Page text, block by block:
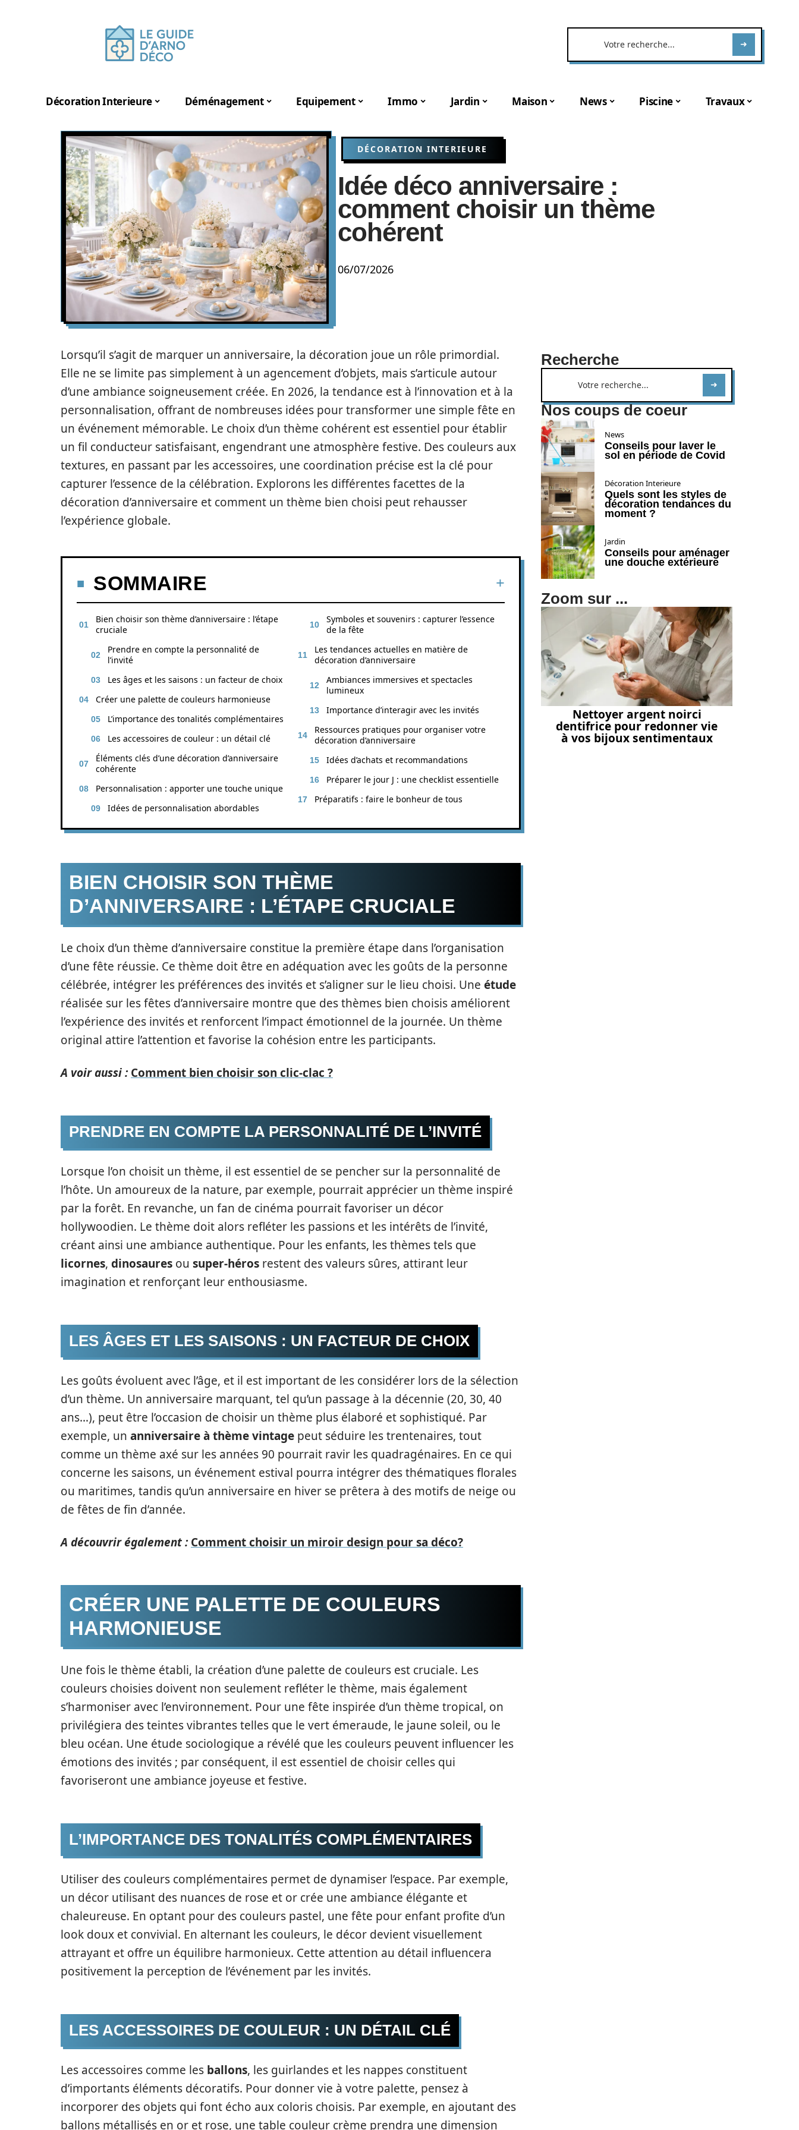
Décoration Interieure Déménagement Equipement Immo Jardin Maison News Piscine Travaux
DÉCORATION INTERIEURE
Idée déco anniversaire :
comment choisir un thème
cohérent
06/07/2026
Lorsqu’il s’agit de marquer un anniversaire, la décoration joue un rôle primordial.
Elle ne se limite pas simplement à un agencement d’objets, mais s’articule autour
d’une ambiance soigneusement créée. En 2026, la tendance est à l’innovation et à la
personnalisation, offrant de nombreuses idées pour transformer une simple fête en
un événement mémorable. Le choix d’un thème cohérent est essentiel pour établir
un fil conducteur satisfaisant, engendrant une atmosphère festive. Des couleurs aux
textures, en passant par les accessoires, une coordination précise est la clé pour
capturer l’essence de la célébration. Explorons les différentes facettes de la
décoration d’anniversaire et comment un thème bien choisi peut rehausser
l’expérience globale.
SOMMAIRE
Bien choisir son thème d’anniversaire : l’étape
cruciale
Prendre en compte la personnalité de
l’invité
Les âges et les saisons : un facteur de choix
Créer une palette de couleurs harmonieuse
L’importance des tonalités complémentaires
Les accessoires de couleur : un détail clé
Éléments clés d’une décoration d’anniversaire
cohérente
Personnalisation : apporter une touche unique
Idées de personnalisation abordables
Symboles et souvenirs : capturer l’essence
de la fête
Les tendances actuelles en matière de
décoration d’anniversaire
Ambiances immersives et spectacles
lumineux
Importance d’interagir avec les invités
Ressources pratiques pour organiser votre
décoration d’anniversaire
Idées d’achats et recommandations
Préparer le jour J : une checklist essentielle
Préparatifs : faire le bonheur de tous
BIEN CHOISIR SON THÈME
D’ANNIVERSAIRE : L’ÉTAPE CRUCIALE
Le choix d’un thème d’anniversaire constitue la première étape dans l’organisation
d’une fête réussie. Ce thème doit être en adéquation avec les goûts de la personne
célébrée, intégrer les préférences des invités et s’aligner sur le lieu choisi. Une étude
réalisée sur les fêtes d’anniversaire montre que des thèmes bien choisis améliorent
l’expérience des invités et renforcent l’impact émotionnel de la journée. Un thème
original attire l’attention et favorise la cohésion entre les participants.
A voir aussi : Comment bien choisir son clic-clac ?
PRENDRE EN COMPTE LA PERSONNALITÉ DE L’INVITÉ
Lorsque l’on choisit un thème, il est essentiel de se pencher sur la personnalité de
l’hôte. Un amoureux de la nature, par exemple, pourrait apprécier un thème inspiré
par la forêt. En revanche, un fan de cinéma pourrait favoriser un décor
hollywoodien. Le thème doit alors refléter les passions et les intérêts de l’invité,
créant ainsi une ambiance authentique. Pour les enfants, les thèmes tels que
licornes, dinosaures ou super-héros restent des valeurs sûres, attirant leur
imagination et renforçant leur enthousiasme.
LES ÂGES ET LES SAISONS : UN FACTEUR DE CHOIX
Les goûts évoluent avec l’âge, et il est important de les considérer lors de la sélection
d’un thème. Un anniversaire marquant, tel qu’un passage à la décennie (20, 30, 40
ans…), peut être l’occasion de choisir un thème plus élaboré et sophistiqué. Par
exemple, un anniversaire à thème vintage peut séduire les trentenaires, tout
comme un thème axé sur les années 90 pourrait ravir les quadragénaires. En ce qui
concerne les saisons, un événement estival pourra intégrer des thématiques florales
ou maritimes, tandis qu’un anniversaire en hiver se prêtera à des motifs de neige ou
de fêtes de fin d’année.
A découvrir également : Comment choisir un miroir design pour sa déco?
CRÉER UNE PALETTE DE COULEURS
HARMONIEUSE
Une fois le thème établi, la création d’une palette de couleurs est cruciale. Les
couleurs choisies doivent non seulement refléter le thème, mais également
s’harmoniser avec l’environnement. Pour une fête inspirée d’un thème tropical, on
privilégiera des teintes vibrantes telles que le vert émeraude, le jaune soleil, ou le
bleu océan. Une étude sociologique a révélé que les couleurs peuvent influencer les
émotions des invités ; par conséquent, il est essentiel de choisir celles qui
favoriseront une ambiance joyeuse et festive.
L’IMPORTANCE DES TONALITÉS COMPLÉMENTAIRES
Utiliser des couleurs complémentaires permet de dynamiser l’espace. Par exemple,
un décor utilisant des nuances de rose et or crée une ambiance élégante et
chaleureuse. En optant pour des couleurs pastel, une fête pour enfant profite d’un
look doux et convivial. En alternant les couleurs, le décor devient visuellement
attrayant et offre un équilibre harmonieux. Cette attention au détail influencera
positivement la perception de l’événement par les invités.
LES ACCESSOIRES DE COULEUR : UN DÉTAIL CLÉ
Les accessoires comme les ballons, les guirlandes et les nappes constituent
d’importants éléments décoratifs. Pour donner vie à votre palette, pensez à
incorporer des objets qui font écho aux coloris choisis. Par exemple, en ajoutant des
ballons métallisés en or et rose, une table couleur crème prendra une dimension
Recherche
Nos coups de coeur
News
Conseils pour laver le
sol en période de Covid
Décoration Interieure
Quels sont les styles de
décoration tendances du
moment ?
Jardin
Conseils pour aménager
une douche extérieure
Zoom sur ...
Nettoyer argent noirci
dentifrice pour redonner vie
à vos bijoux sentimentaux